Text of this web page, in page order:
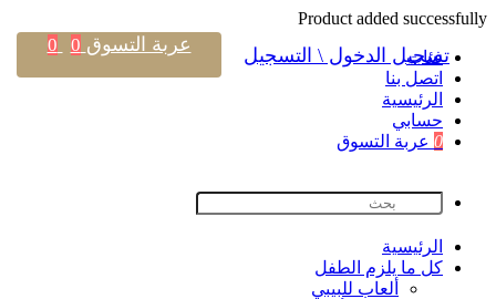
Product added successfully
فئات
اتصل بنا
اﻟﺮﺋﻴﺴﻴﺔ
حسابي
0 عربة التسوق
اﻟﺮﺋﻴﺴﻴﺔ
كل ما يلزم الطفل
ألعاب للبيبي
تسجيل الدخول \ التسجيل عربة التسوق 0
0